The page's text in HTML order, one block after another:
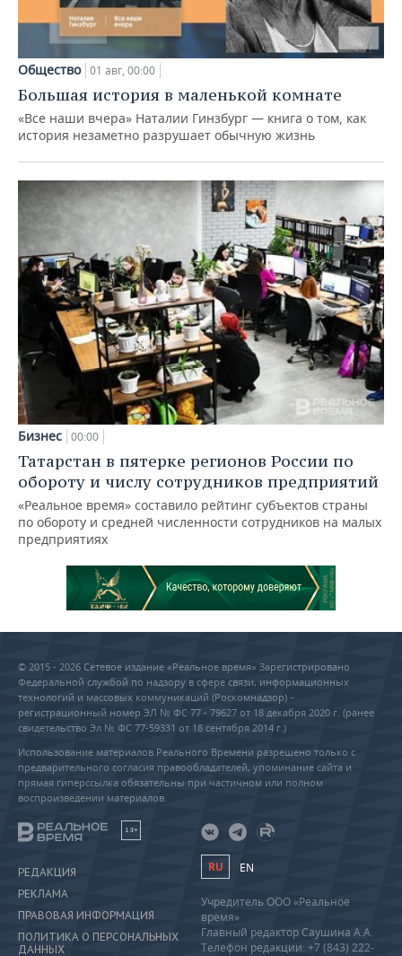
Общество 01 авг, 00:00
Большая история в маленькой комнате
«Все наши вчера» Наталии Гинзбург — книга о том, как
история незаметно разрушает обычную жизнь
Бизнес 00:00
Татарстан в пятерке регионов России по
обороту и числу сотрудников предприятий
«Реальное время» составило рейтинг субъектов страны
по обороту и средней численности сотрудников на малых
предприятиях
© 2015 - 2026 Сетевое издание «Реальное время» Зарегистрировано
Федеральной службой по надзору в сфере связи, информационных
технологий и массовых коммуникаций (Роскомнадзор) –
регистрационный номер ЭЛ № ФС 77 - 79627 от 18 декабря 2020 г. (ранее
свидетельство Эл № ФС 77-59331 от 18 сентября 2014 г.)
Использование материалов Реального Времени разрешено только с
предварительного согласия правообладателей, упоминание сайта и
прямая гиперссылка обязательны при частичном или полном
воспроизведении материалов.
18+
РЕДАКЦИЯ
РЕКЛАМА
ПРАВОВАЯ ИНФОРМАЦИЯ
ПОЛИТИКА О ПЕРСОНАЛЬНЫХ
ДАННЫХ
RU EN
Учредитель ООО «Реальное
время»
Главный редактор Саушина А.А.
Телефон редакции: +7 (843) 222-